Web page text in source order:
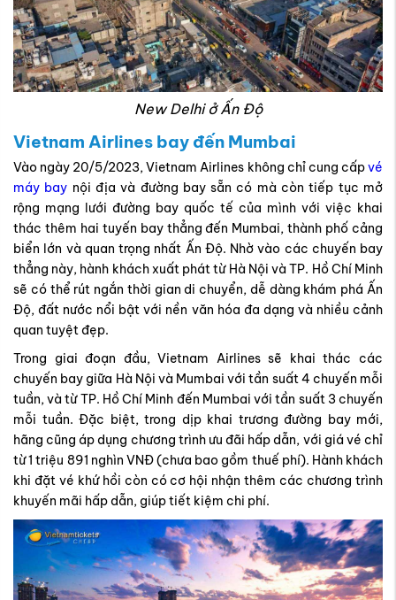
New Delhi ở Ấn Độ
Vietnam Airlines bay đến Mumbai
Vào ngày 20/5/2023, Vietnam Airlines không chỉ cung cấpvé
máy bay nội địa và đường bay sẵn có mà còn tiếp tục mở
rộng mạng lưới đường bay quốc tế của mình với việc khai
thác thêm hai tuyến bay thẳng đến Mumbai, thành phố cảng
biển lớn và quan trọng nhất Ấn Độ. Nhờ vào các chuyến bay
thẳng này, hành khách xuất phát từ Hà Nội và TP. Hồ Chí Minh
sẽ có thể rút ngắn thời gian di chuyển, dễ dàng khám phá Ấn
Độ, đất nước nổi bật với nền văn hóa đa dạng và nhiều cảnh
quan tuyệt đẹp.
Trong giai đoạn đầu, Vietnam Airlines sẽ khai thác các
chuyến bay giữa Hà Nội và Mumbai với tần suất 4 chuyến mỗi
tuần, và từ TP. Hồ Chí Minh đến Mumbai với tần suất 3 chuyến
mỗi tuần. Đặc biệt, trong dịp khai trương đường bay mới,
hãng cũng áp dụng chương trình ưu đãi hấp dẫn, với giá vé chỉ
từ 1 triệu 891 nghìn VNĐ (chưa bao gồm thuế phí). Hành khách
khi đặt vé khứ hồi còn có cơ hội nhận thêm các chương trình
khuyến mãi hấp dẫn, giúp tiết kiệm chi phí.